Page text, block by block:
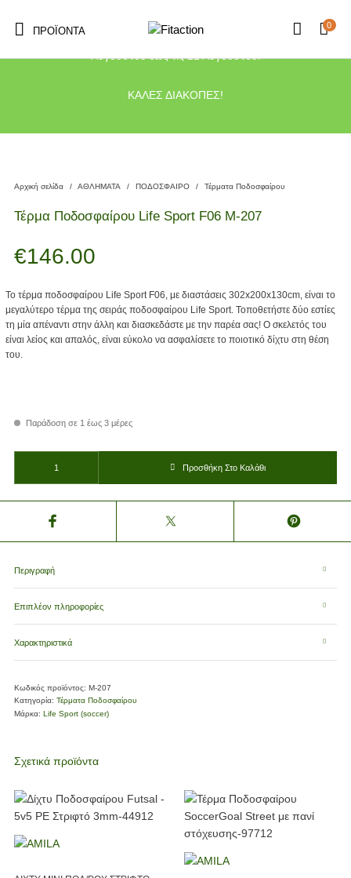
Το κατάστημα μας θα παραμείνει κλειστό λόγω διακοπών από τις 10
Αυγούστου έως τις 21 Αυγούστου.
ΚΑΛΕΣ ΔΙΑΚΟΠΕΣ!
ΠΡΟΪΌΝΤΑ
0
Αρχική σελίδα / ΑΘΛΗΜΑΤΑ / ΠΟΔΟΣΦΑΙΡΟ / Τέρματα Ποδοσφαίρου
Τέρμα Ποδοσφαίρου Life Sport F06 Μ-207
€146.00
Το τέρμα ποδοσφαίρου Life Sport F06, με διαστάσεις 302x200x130cm, είναι το
μεγαλύτερο τέρμα της σειράς ποδοσφαίρου Life Sport. Τοποθετήστε δύο εστίες
τη μία απέναντι στην άλλη και διασκεδάστε με την παρέα σας! Ο σκελετός του
είναι λείος και απαλός, είναι εύκολο να ασφαλίσετε το ποιοτικό δίχτυ στη θέση
του.
Παράδοση σε 1 έως 3 μέρες
Προσθήκη Στο Καλάθι
Περιγραφή
Επιπλέον πληροφορίες
Χαρακτηριστικά
Κωδικός προϊόντος: Μ-207
Κατηγορία: Τέρματα Ποδοσφαίρου
Μάρκα: Life Sport (soccer)
Σχετικά προϊόντα